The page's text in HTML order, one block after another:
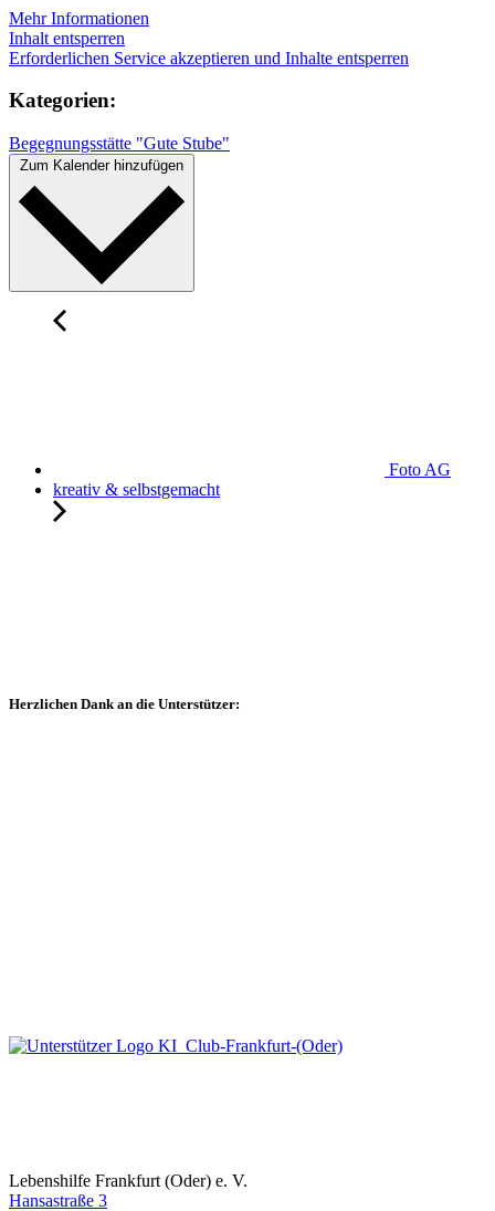
Mehr Informationen
Inhalt entsperren
Erforderlichen Service akzeptieren und Inhalte entsperren
Kategorien:
Begegnungsstätte "Gute Stube"
Foto AG
kreativ & selbstgemacht
Herzlichen Dank an die Unterstützer:
Lebenshilfe Frankfurt (Oder) e. V.
Hansastraße 3